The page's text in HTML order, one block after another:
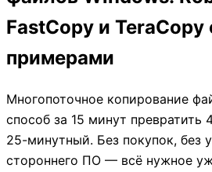
FastCopy и
примерами
Многопоточное копирование
способ за 15 минут превратить
25-минутный. Без покупок, без
стороннего ПО — всё нужное